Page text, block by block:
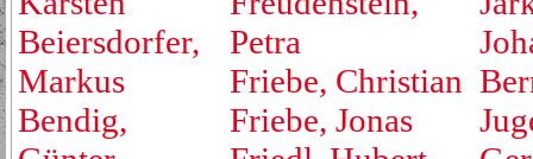
Beiersdorfer,
Markus
Bendig,
Petra
Friebe, Christian
Friebe, Jonas